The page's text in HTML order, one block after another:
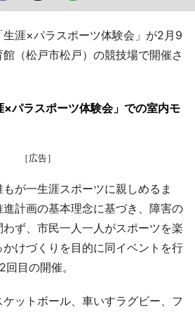
涯×パラスポーツ体験会」が2月9
（松戸市松戸）の競技場で開催さ
×パラスポーツ体験会」での室内モ
［広告］
が一生涯スポーツに親しめるま
計画の基本理念に基づき、障害の
ず、市民一人一人がスポーツを楽
けづくりを目的に同イベントを行
目の開催。
ットボール、車いすラグビー、フ